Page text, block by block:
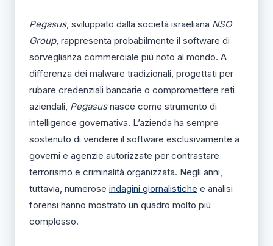
Pegasus, sviluppato dalla società israeliana NSO
Group, rappresenta probabilmente il software di
sorveglianza commerciale più noto al mondo. A
differenza dei malware tradizionali, progettati per
rubare credenziali bancarie o compromettere reti
aziendali, Pegasusnasce come strumento di
intelligence governativa. L’azienda ha sempre
sostenuto di vendere il software esclusivamente a
governi e agenzie autorizzate per contrastare
terrorismo e criminalità organizzata. Negli anni,
tuttavia, numerose indagini giornalistiche e analisi
forensi hanno mostrato un quadro molto più
complesso.